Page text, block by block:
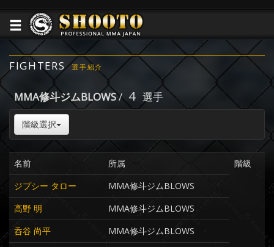
FIGHTERS 選手紹介
MMA修斗ジムBLOWS/ 4 選手
階級選択
名前 所属
階級
ジプシー タロー
MMA修斗ジムBLOWS
高野 明
MMA修斗ジムBLOWS
呑谷 尚平
MMA修斗ジムBLOWS